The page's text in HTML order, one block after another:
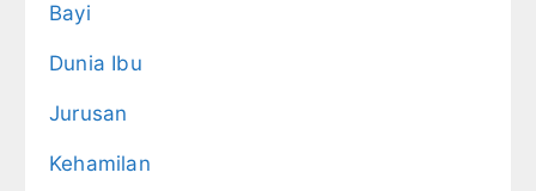
Bayi
Dunia Ibu
Jurusan
Kehamilan